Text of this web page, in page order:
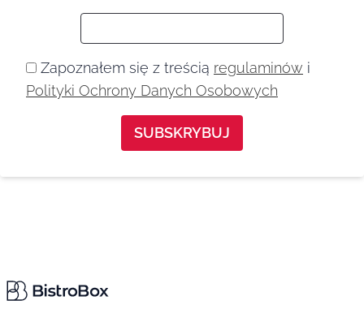
Zapoznałem się z treścią regulaminów i
Polityki Ochrony Danych Osobowych